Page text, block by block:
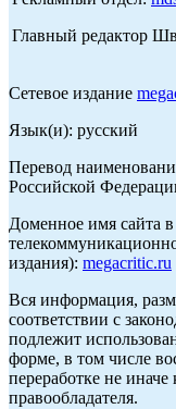
Главный редактор
Сетевое издание
Язык(и): русский
Перевод
Российской
Доменное имя сайта
издания): megacritic.ru
Вся информация,
соответствии с
подлежит
форме, в том числе
переработке не
правообладателя.